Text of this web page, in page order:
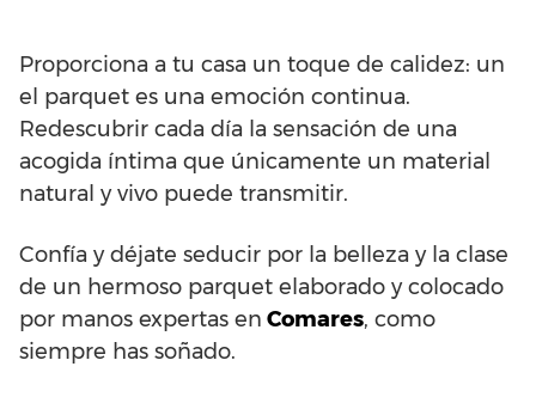
Proporciona a tu casa un toque de calidez: un
el parquet es una emoción continua.
Redescubrir cada día la sensación de una
acogida íntima que únicamente un material
natural y vivo puede transmitir.
Confía y déjate seducir por la belleza y la clase
de un hermoso parquet elaborado y colocado
por manos expertas en Comares, como
siempre has soñado.